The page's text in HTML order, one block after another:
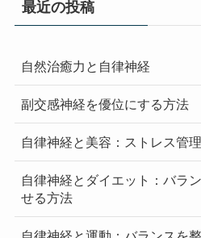
最近の投稿
自然治癒力と自律神経
副交感神経を優位にする方法
自律神経と美容：ストレス管
自律神経とダイエット：バラ
せる方法